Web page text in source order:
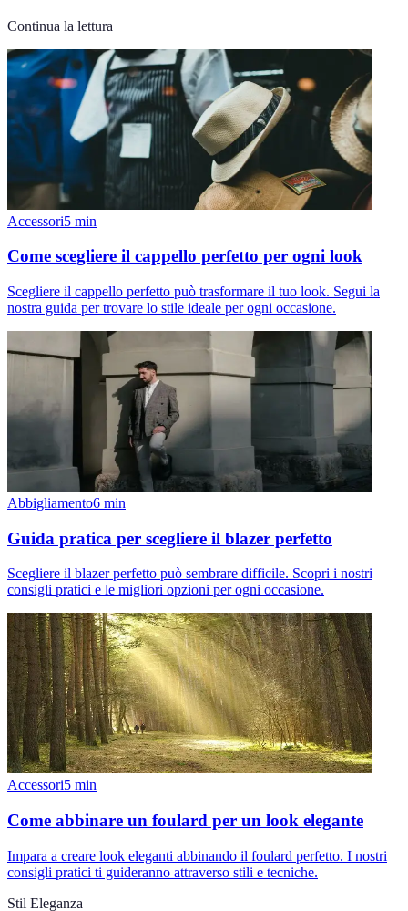
Continua la lettura
Accessori5 min
Come scegliere il cappello perfetto per ogni look
Scegliere il cappello perfetto può trasformare il tuo look. Segui la
nostra guida per trovare lo stile ideale per ogni occasione.
Abbigliamento6 min
Guida pratica per scegliere il blazer perfetto
Scegliere il blazer perfetto può sembrare difficile. Scopri i nostri
consigli pratici e le migliori opzioni per ogni occasione.
Accessori5 min
Come abbinare un foulard per un look elegante
Impara a creare look eleganti abbinando il foulard perfetto. I nostri
consigli pratici ti guideranno attraverso stili e tecniche.
Stil Eleganza